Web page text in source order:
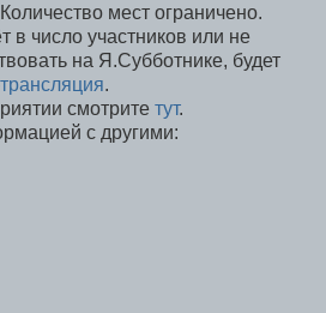
мест ограничено.
в число участников или не
на Я.Субботнике, будет
.
смотрите тут.
с другими: